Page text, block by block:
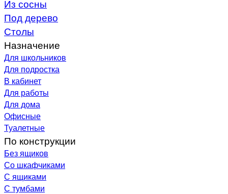
Из сосны
Под дерево
Столы
Назначение
Для школьников
Для подростка
В кабинет
Для работы
Для дома
Офисные
Туалетные
По конструкции
Без ящиков
Со шкафчиками
С ящиками
С тумбами